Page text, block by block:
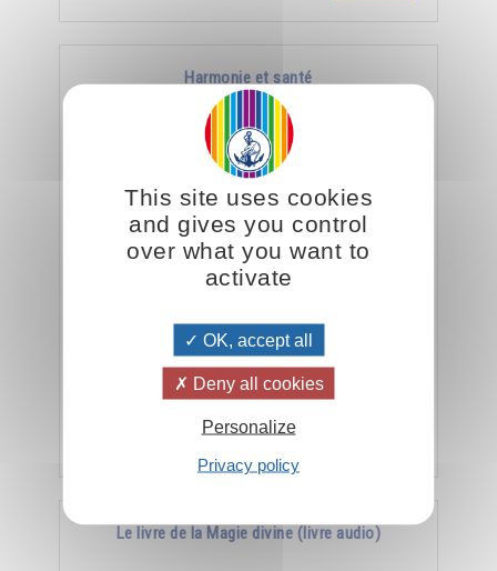
Harmonie et santé
La meilleure arme contre la maladie, c’est
15.00CHF
Le livre de la Magie divine (livre audio)
This site uses cookies
and gives you control
over what you want to
activate
OK, accept all
Deny all cookies
Personalize
Privacy policy